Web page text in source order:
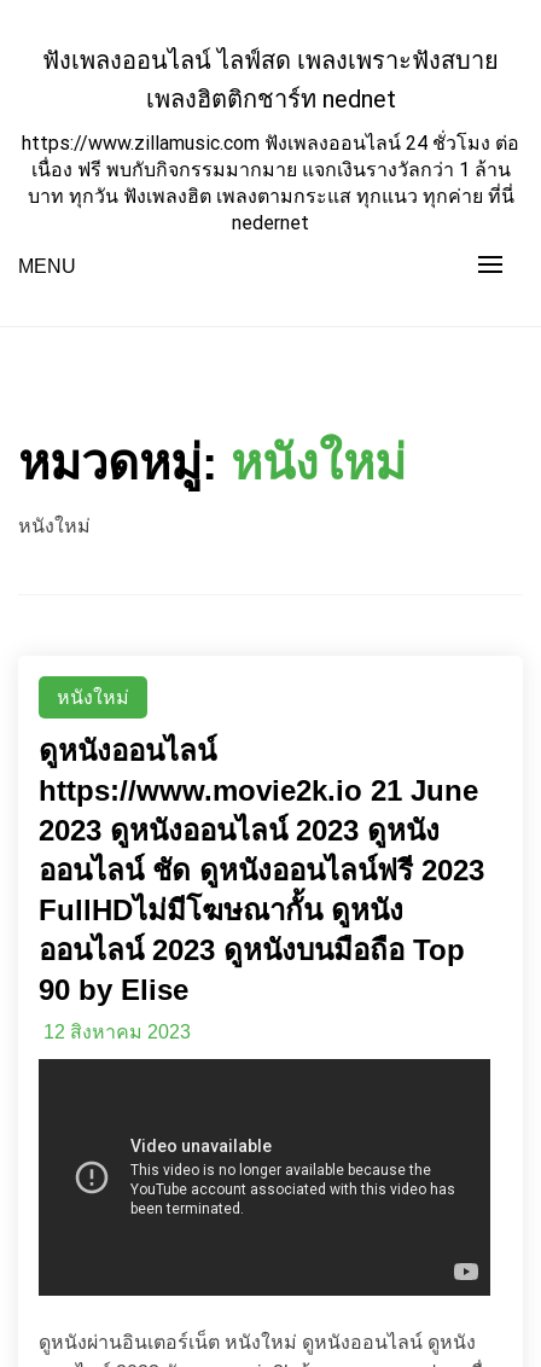
contentฟังเพลงออนไลน์ ไลฟ์สด เพลงเพราะฟังสบาย
เพลงฮิตติกชาร์ท nednet
https://www.zillamusic.com ฟังเพลงออนไลน์ 24 ชั่วโมง ต่อ
เนื่อง ฟรี พบกับกิจกรรมมากมาย แจกเงินรางวัลกว่า 1 ล้าน
บาท ทุกวัน ฟังเพลงฮิต เพลงตามกระแส ทุกแนว ทุกค่าย ที่นี่
nedernet
MENU
หมวดหมู่: หนังใหม่
หนังใหม่
หนังใหม่
ดูหนังออนไลน์
https://www.movie2k.io 21 June
2023 ดูหนังออนไลน์ 2023 ดูหนัง
ออนไลน์ ชัด ดูหนังออนไลน์ฟรี 2023
FullHDไม่มีโฆษณากั้น ดูหนัง
ออนไลน์ 2023 ดูหนังบนมือถือ Top
90 by Elise
12 สิงหาคม 2023
ดูหนังผ่านอินเตอร์เน็ต หนังใหม่ ดูหนังออนไลน์ ดูหนัง